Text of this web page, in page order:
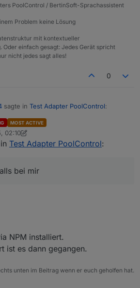
PoolControl / BertinSoft-Sprachassistent
Problem keine Lösung
mit kontextueller
Oder einfach gesagt: Jedes Gerät spricht
nicht jedes sagt alles!
0
sagte in Test Adapter PoolControl:
sagte in
:
sagte in
Jedenfalls bei mir
MOST ACTIVE
02:10
10. Mai 2025, 04:19
Test Adapter PoolControl:
bei mir
NPM installiert.
ist es dann gegangen.
unten im Beitrag wenn er euch geholfen hat.